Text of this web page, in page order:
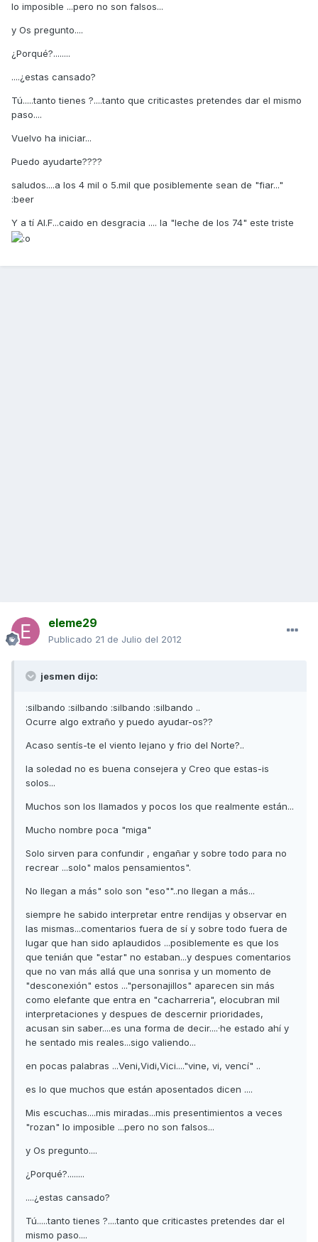
lo imposible ...pero no son falsos...
y Os pregunto....
¿Porqué?........
....¿estas cansado?
Tú.....tanto tienes ?....tanto que criticastes pretendes dar el mismo
paso....
Vuelvo ha iniciar...
Puedo ayudarte????
saludos....a los 4 mil o 5.mil que posiblemente sean de "fiar..."
:beer
Y a tí Al.F...caido en desgracia .... la "leche de los 74" este triste
eleme29
Publicado 21 de Julio del 2012
jesmen dijo:
:silbando :silbando :silbando :silbando ..
Ocurre algo extraño y puedo ayudar-os??
Acaso sentís-te el viento lejano y frio del Norte?..
la soledad no es buena consejera y Creo que estas-is
solos...
Muchos son los llamados y pocos los que realmente están...
Mucho nombre poca "miga"
Solo sirven para confundir , engañar y sobre todo para no
recrear ...solo" malos pensamientos".
No llegan a más" solo son "eso""..no llegan a más...
siempre he sabido interpretar entre rendijas y observar en
las mismas...comentarios fuera de sí y sobre todo fuera de
lugar que han sido aplaudidos ...posiblemente es que los
que tenián que "estar" no estaban...y despues comentarios
que no van más allá que una sonrisa y un momento de
"desconexión" estos ..."personajillos" aparecen sin más
como elefante que entra en "cacharreria", elocubran mil
interpretaciones y despues de descernir prioridades,
acusan sin saber....es una forma de decir....·he estado ahí y
he sentado mis reales...sigo valiendo...
en pocas palabras ...Veni,Vidi,Vici...."vine, vi, vencí" ..
es lo que muchos que están aposentados dicen ....
Mis escuchas....mis miradas...mis presentimientos a veces
"rozan" lo imposible ...pero no son falsos...
y Os pregunto....
¿Porqué?........
....¿estas cansado?
Tú.....tanto tienes ?....tanto que criticastes pretendes dar el
mismo paso....